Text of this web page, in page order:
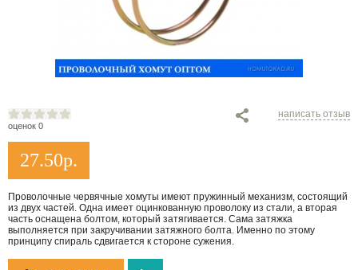
оценок 0
написать отзыв
27.50р.
Проволочные червячные хомуты имеют пружинный механизм, состоящий
из двух частей. Одна имеет оцинкованную проволоку из стали, а вторая
часть оснащена болтом, который затягивается. Сама затяжка
выполняется при закручивании затяжного болта. Именно по этому
принципу спираль сдвигается к стороне сужения.